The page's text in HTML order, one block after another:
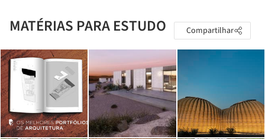
MATÉRIAS PARA ESTUDO Compartilhar